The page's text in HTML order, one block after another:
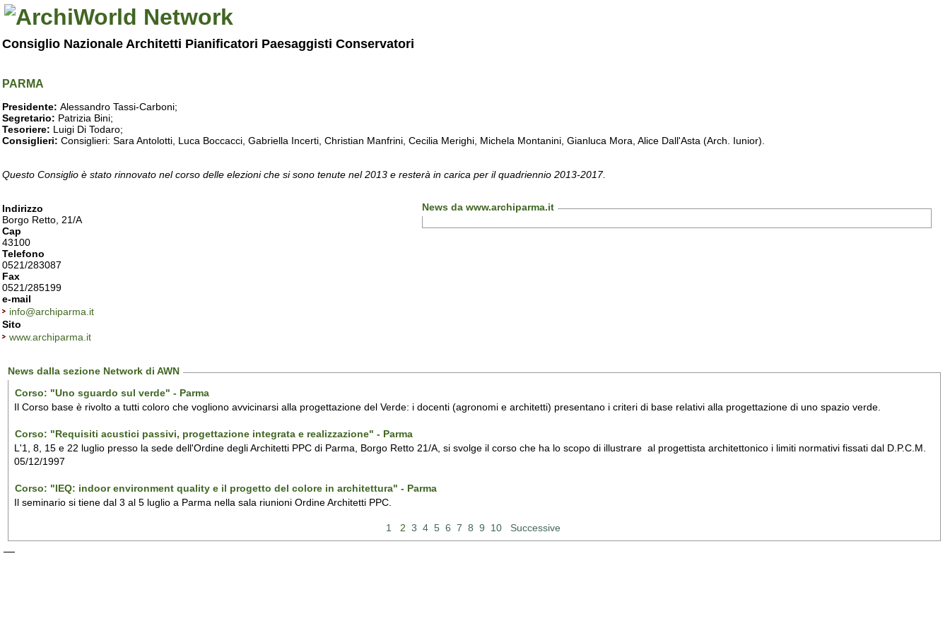
Consiglio Nazionale Architetti Pianificatori Paesaggisti Conservatori
PARMA
Presidente: Alessandro Tassi-Carboni;
Segretario: Patrizia Bini;
Tesoriere: Luigi Di Todaro;
Consiglieri: Consiglieri: Sara Antolotti, Luca Boccacci, Gabriella Incerti, Christian Manfrini, Cecilia Merighi, Michela Montanini, Gianluca Mora, Alice Dall'Asta (Arch. Iunior).
Questo Consiglio è stato rinnovato nel corso delle elezioni che si sono tenute nel 2013 e resterà in carica per il quadriennio 2013-2017.
Indirizzo
Borgo Retto, 21/A
Cap
43100
Telefono
0521/283087
Fax
0521/285199
e-mail
info@archiparma.it
Sito
www.archiparma.it
News da www.archiparma.it
News dalla sezione Network di AWN
Corso: "Uno sguardo sul verde" - Parma
Il Corso base è rivolto a tutti coloro che vogliono avvicinarsi alla progettazione del Verde: i docenti (agronomi e architetti) presentano i criteri di base relativi alla progettazione di uno spazio verde.
Corso: "Requisiti acustici passivi, progettazione integrata e realizzazione" - Parma
L'1, 8, 15 e 22 luglio presso la sede dell'Ordine degli Architetti PPC di Parma, Borgo Retto 21/A, si svolge il corso che ha lo scopo di illustrare al progettista architettonico i limiti normativi fissati dal D.P.C.M.
05/12/1997
Corso: "IEQ: indoor environment quality e il progetto del colore in architettura" - Parma
Il seminario si tiene dal 3 al 5 luglio a Parma nella sala riunioni Ordine Architetti PPC.
1 2 3 4 5 6 7 8 9 10 Successive